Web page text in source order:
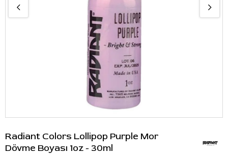
Radiant Colors Lollipop Purple Mor
Dövme Boyası 1oz - 30ml